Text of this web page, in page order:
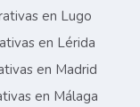
en Lugo
en Lérida
en Madrid
en Málaga